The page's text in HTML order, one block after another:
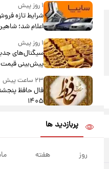
۱ روز پیش
شرایط تازه
اعلام شد؛
سهند و ساینا
جدول۱ روز پیش
سیگنال‌های
پیش‌بینی قیمت
۲۳ ساعت پیش
۱۴۰۵
ماه ۱۴۰۵
۱ روز پیش
پربازدید ها
روز هفته